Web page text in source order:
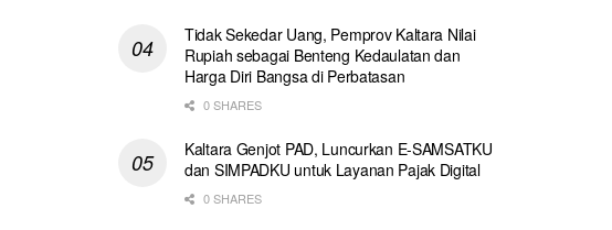
Tidak Sekedar Uang, Pemprov Kaltara Nilai
Rupiah sebagai Benteng Kedaulatan dan
Harga Diri Bangsa di Perbatasan
0 SHARES
Kaltara Genjot PAD, Luncurkan E-SAMSATKU
dan SIMPADKU untuk Layanan Pajak Digital
0 SHARES